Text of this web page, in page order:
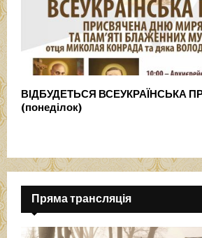
ВІДБУДЕТЬСЯ ВСЕУКРАЇНСЬКА
(понеділок)
Пряма трансляція